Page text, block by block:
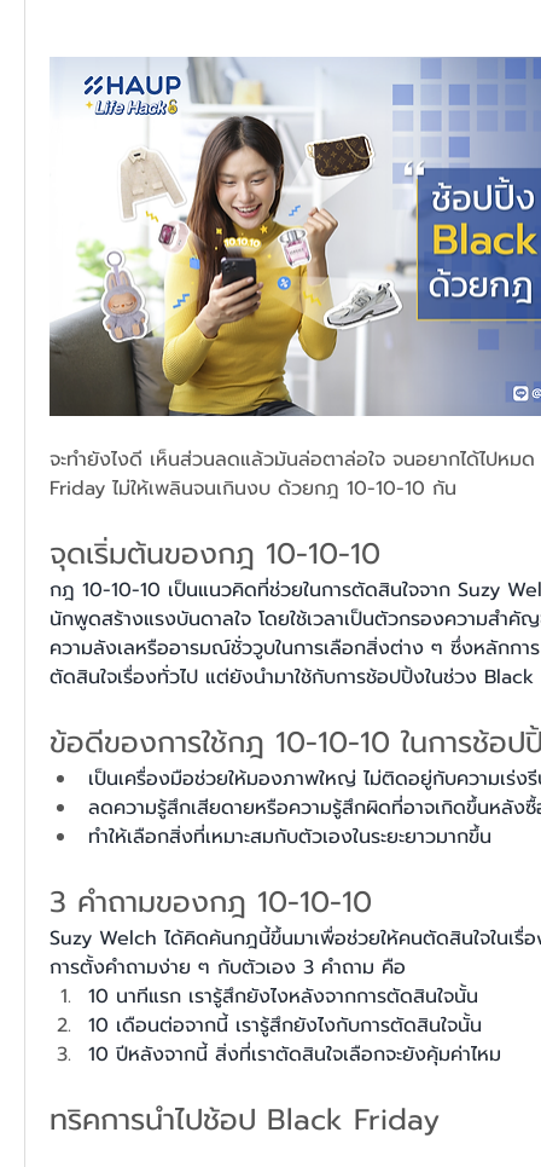
จะทำยังไงดี เห็นส่วนลดแล้วมันล่อตาล่อใจ จนอยากได้ไปหม
Friday ไม่ให้เพลินจนเกินงบ ด้วยกฎ 10-10-10 กัน
จุดเริ่มต้นของกฎ 10-10-10
กฎ 10-10-10 เป็นแนวคิดที่ช่วยในการตัดสินใจจาก Suzy
นักพูดสร้างแรงบันดาลใจ โดยใช้เวลาเป็นตัวกรองความสำ
ความลังเลหรืออารมณ์ชั่ววูบในการเลือกสิ่งต่าง ๆ ซึ่งหลักกา
ตัดสินใจเรื่องทั่วไป แต่ยังนำมาใช้กับการช้อปปิ้งในช่วง
ข้อดีของการใช้กฎ 10-10-10 ในการช้อป
เป็นเครื่องมือช่วยให้มองภาพใหญ่ ไม่ติดอยู่กับความเร่ง
ลดความรู้สึกเสียดายหรือความรู้สึกผิดที่อาจเกิดขึ้นหลั
ทำให้เลือกสิ่งที่เหมาะสมกับตัวเองในระยะยาวมากขึ้น
3 คำถามของกฎ 10-10-10
Suzy Welch ได้คิดค้นกฎนี้ขึ้นมาเพื่อช่วยให้คนตัดสินใจในเรื่
การตั้งคำถามง่าย ๆ กับตัวเอง 3 คำถาม คือ
10 นาทีแรก เรารู้สึกยังไงหลังจากการตัดสินใจนั้น
10 เดือนต่อจากนี้ เรารู้สึกยังไงกับการตัดสินใจนั้น
10 ปีหลังจากนี้ สิ่งที่เราตัดสินใจเลือกจะยังคุ้มค่าไหม
ทริคการนำไปช้อป Black Friday